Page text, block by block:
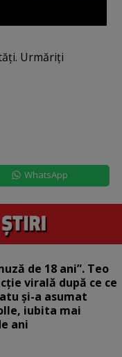
Urmăriți
WhatsApp
de 18 ani”. Teo
virală după ce ce
și-a asumat
iubita mai
ani